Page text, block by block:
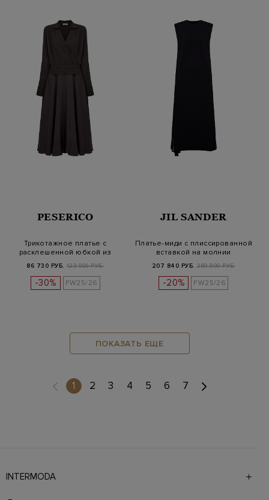
PESERICO
Трикотажное платье с
расклешенной юбкой из
86 730 РУБ. 123 900 РУБ.
-30% FW25/26
JIL SANDER
Платье-миди с плиссированной
вставкой на молнии
207 840 РУБ. 259 800 РУБ.
-20% FW25/26
ПОКАЗАТЬ ЕЩЕ
1 (current)
2 3 4 5 6 7
INTERMODA